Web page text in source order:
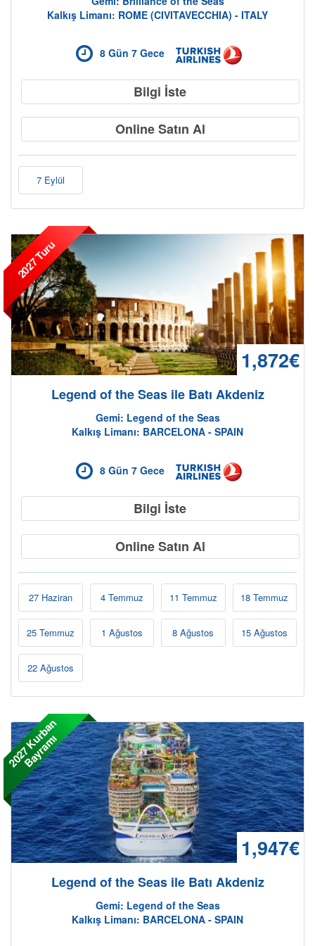
Gemide Yaşam
Kalkış Limanı: ROME (CIVITAVECCHIA) - ITALY
8 Gün 7 Gece
Bilgi İste
Online Satın Al
7 Eylül
2027 Turu
1,872€
Legend of the Seas ile Batı Akdeniz
Gemi: Legend of the Seas
Kalkış Limanı: BARCELONA - SPAIN
8 Gün 7 Gece
Bilgi İste
Online Satın Al
27 Haziran 4 Temmuz 11 Temmuz 18 Temmuz
25 Temmuz 1 Ağustos 8 Ağustos 15 Ağustos
22 Ağustos
2
0
2
7
K
u
r
b
a
n
B
a
y
r
a
m
ı
1,947€
Legend of the Seas ile Batı Akdeniz
Gemi: Legend of the Seas
Kalkış Limanı: BARCELONA - SPAIN